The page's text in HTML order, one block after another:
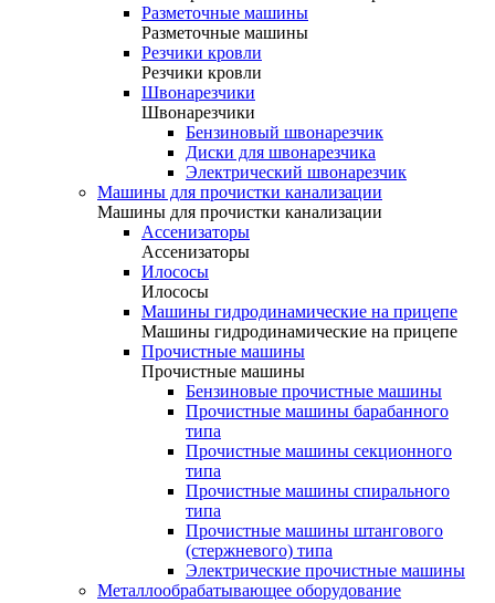
Разметочные машины
Разметочные машины
Резчики кровли
Резчики кровли
Швонарезчики
Швонарезчики
Бензиновый швонарезчик
Диски для швонарезчика
Электрический швонарезчик
Машины для прочистки канализации
Машины для прочистки канализации
Ассенизаторы
Ассенизаторы
Илососы
Илососы
Машины гидродинамические на прицепе
Машины гидродинамические на прицепе
Прочистные машины
Прочистные машины
Бензиновые прочистные машины
Прочистные машины барабанного
типа
Прочистные машины секционного
типа
Прочистные машины спирального
типа
Прочистные машины штангового
(стержневого) типа
Электрические прочистные машины
Металлообрабатывающее оборудование